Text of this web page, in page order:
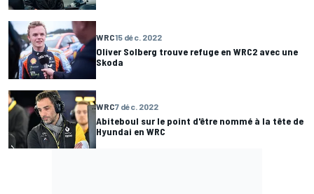
WRC15 déc. 2022
Oliver Solberg trouve refuge en WRC2 avec une
Skoda
WRC7 déc. 2022
Abiteboul sur le point d'être nommé à la tête de
Hyundai en WRC